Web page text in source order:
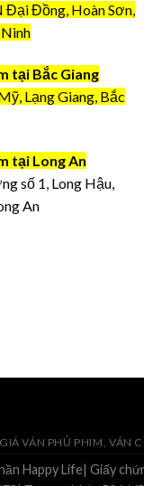
Đại Đồng, Hoàn Sơn,
tại Bắc Giang
Lạng Giang, Bắc
tại Long An
số 1, Long Hậu,
An
GIÁ VÁN PHỦ PHIM, VÁN
Happy Life| Giấy